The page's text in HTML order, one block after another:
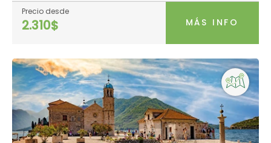
Precio desde
2.310$ MÁS INFO